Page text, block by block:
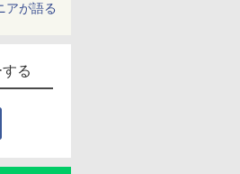
アが語る
る